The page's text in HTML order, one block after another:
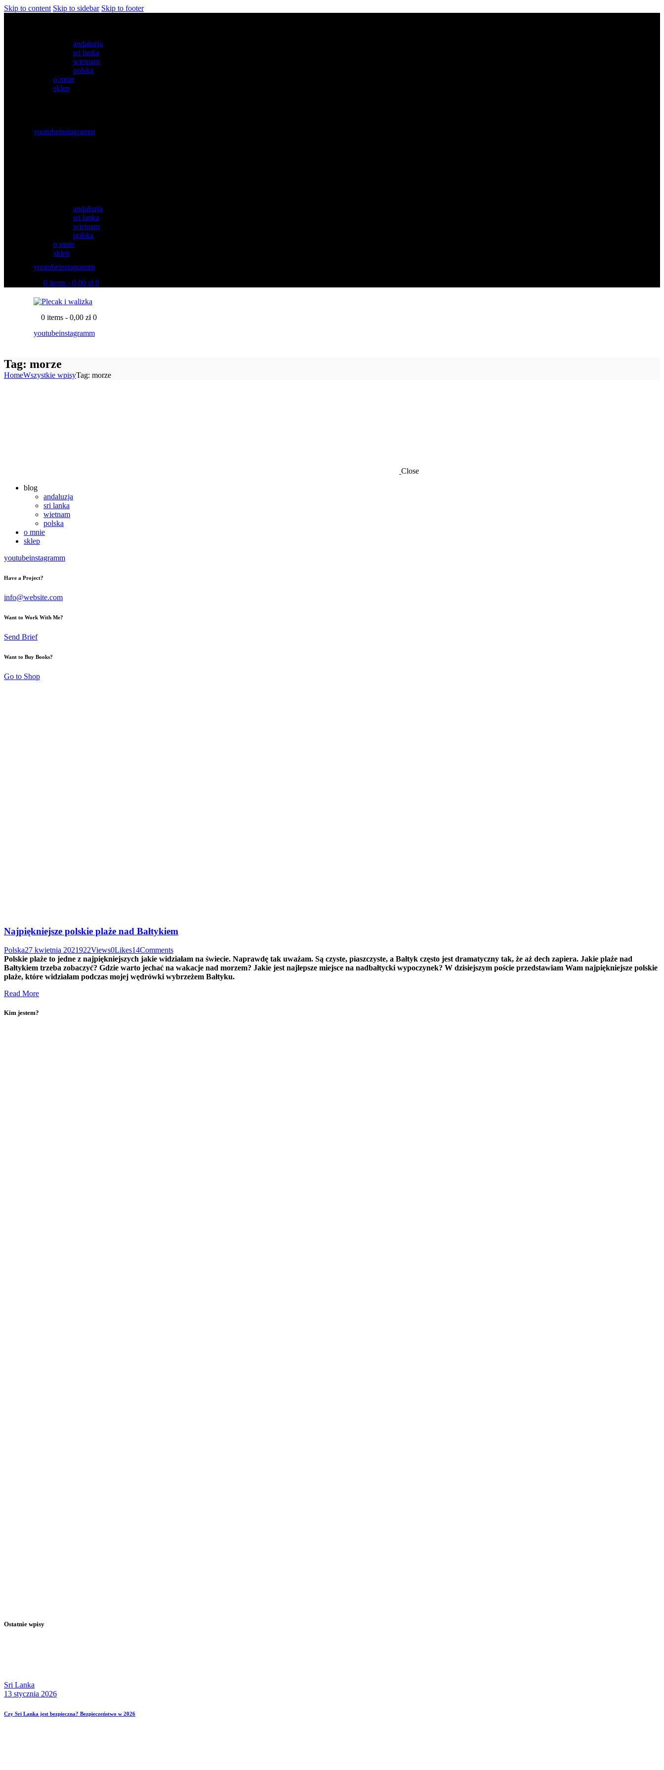
Skip to content Skip to sidebar Skip to footer
andaluzja
sri lanka
wietnam
polska
o mnie
sklep
youtubeinstagramm
andaluzja
sri lanka
wietnam
polska
o mnie
sklep
youtubeinstagramm
0 items - 0,00 zł 0
0 items - 0,00 zł 0
youtubeinstagramm
Tag: morze
HomeWszystkie wpisyTag: morze
Close
blog
andaluzja
sri lanka
wietnam
polska
o mnie
sklep
youtubeinstagramm
Have a Project?
info@website.com
Want to Work With Me?
Send Brief
Want to Buy Books?
Go to Shop
Najpiękniejsze polskie plaże nad Bałtykiem
Polska27 kwietnia 2021922Views0Likes14Comments
Polskie plaże to jedne z najpiękniejszych jakie widziałam na świecie. Naprawdę tak uważam. Są czyste, piaszczyste, a Bałtyk często jest dramatyczny tak, że aż dech zapiera. Jakie plaże nad
Bałtykiem trzeba zobaczyć? Gdzie warto jechać na wakacje nad morzem? Jakie jest najlepsze miejsce na nadbałtycki wypoczynek? W dzisiejszym poście przedstawiam Wam najpiękniejsze polskie
plaże, które widziałam podczas mojej wędrówki wybrzeżem Bałtyku.
Read More
Kim jestem?
Ostatnie wpisy
Sri Lanka
13 stycznia 2026
Czy Sri Lanka jest bezpieczna? Bezpieczeństwo w 2026